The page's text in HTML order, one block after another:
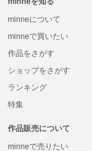
minneについて
minneで買いたい
作品をさがす
ショップをさがす
ランキング
特集
作品販売について
minneで売りたい